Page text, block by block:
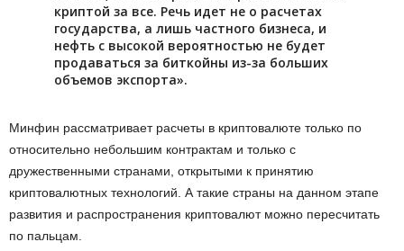
криптой за все. Речь идет не о расчетах
государства, а лишь частного бизнеса, и
нефть с высокой вероятностью не будет
продаваться за биткойны из-за больших
объемов экспорта».
Минфин рассматривает расчеты в криптовалюте только по
относительно небольшим контрактам и только с
дружественными странами, открытыми к принятию
криптовалютных технологий. А такие страны на данном этапе
развития и распространения криптовалют можно пересчитать
по пальцам.